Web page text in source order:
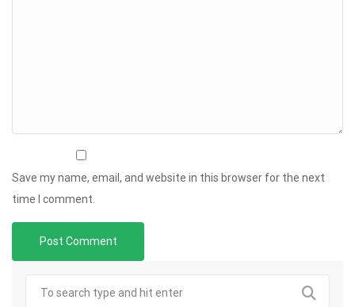
Save my name, email, and website in this browser for the next
time I comment.